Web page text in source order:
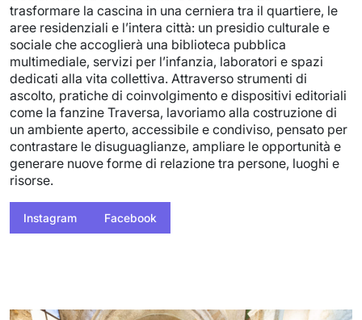
trasformare la cascina in una cerniera tra il quartiere, le
aree residenziali e l’intera città: un presidio culturale e
sociale che accoglierà una biblioteca pubblica
multimediale, servizi per l’infanzia, laboratori e spazi
dedicati alla vita collettiva. Attraverso strumenti di
ascolto, pratiche di coinvolgimento e dispositivi editoriali
come la fanzine Traversa, lavoriamo alla costruzione di
un ambiente aperto, accessibile e condiviso, pensato per
contrastare le disuguaglianze, ampliare le opportunità e
generare nuove forme di relazione tra persone, luoghi e
risorse.
Instagram Facebook